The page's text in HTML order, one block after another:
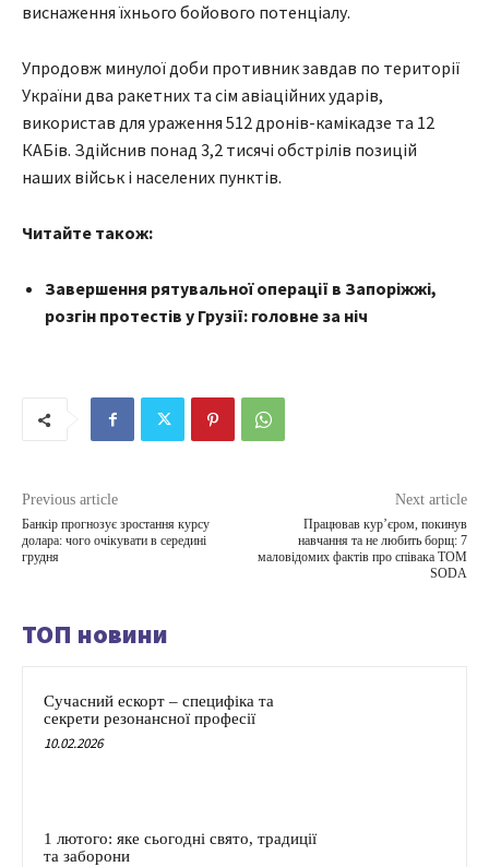
виснаження їхнього бойового потенціалу.
Упродовж минулої доби противник завдав по території
України два ракетних та сім авіаційних ударів,
використав для ураження 512 дронів-камікадзе та 12
КАБів. Здійснив понад 3,2 тисячі обстрілів позицій
наших військ і населених пунктів.
Читайте також:
Завершення рятувальної операції в Запоріжжі,
розгін протестів у Грузії: головне за ніч
Previous article
Банкір прогнозує зростання курсу
долара: чого очікувати в середині
грудня
Next article
Працював кур’єром, покинув
навчання та не любить борщ: 7
маловідомих фактів про співака TOM
SODA
ТОП новини
Сучасний ескорт – специфіка та
секрети резонансної професії
10.02.2026
1 лютого: яке сьогодні свято, традиції
та заборони